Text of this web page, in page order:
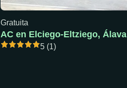
Gratuita
AC en Elciego-Eltziego, Álava
5 (1)